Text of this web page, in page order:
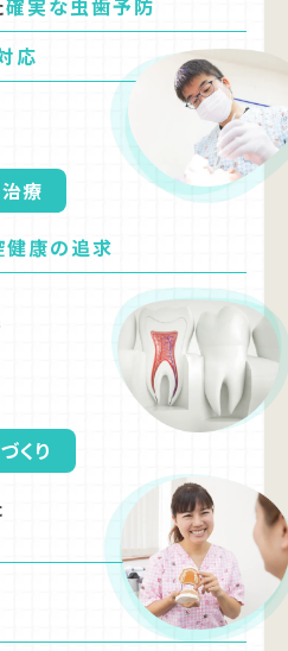
確実な虫歯予防
応
療
健康の追求
くり